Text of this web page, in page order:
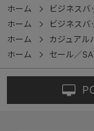
ホーム
ビジネスバ
ホーム
ビジネスバ
ホーム
カジュアル
ホーム
セール／